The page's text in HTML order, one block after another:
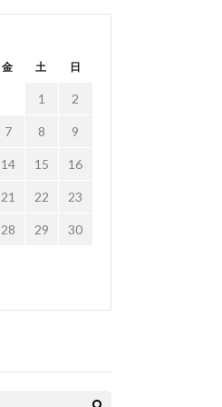
金 土 日
1 2
7 8 9
14 15 16
21 22 23
28 29 30